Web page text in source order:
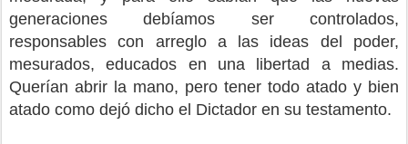
generaciones debíamos ser controlados,
responsables con arreglo a las ideas del poder,
mesurados, educados en una libertad a medias.
Querían abrir la mano, pero tener todo atado y bien
atado como dejó dicho el Dictador en su testamento.